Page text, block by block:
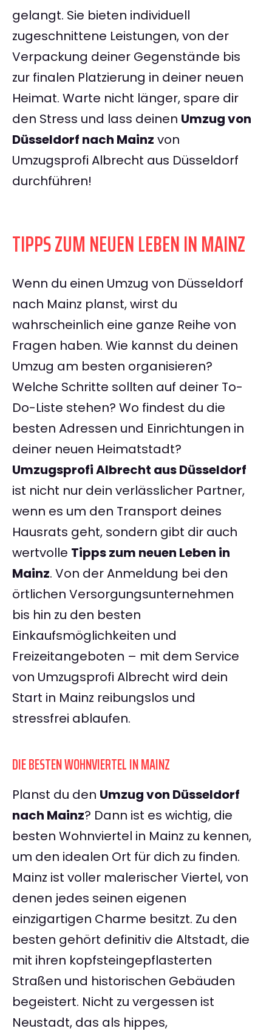
gelangt. Sie bieten individuell
zugeschnittene Leistungen, von der
Verpackung deiner Gegenstände bis
zur finalen Platzierung in deiner neuen
Heimat. Warte nicht länger, spare dir
den Stress und lass deinen Umzug von
Düsseldorf nach Mainz von
Umzugsprofi Albrecht aus Düsseldorf
durchführen!
TIPPS ZUM NEUEN LEBEN IN MAINZ
Wenn du einen Umzug von Düsseldorf
nach Mainz planst, wirst du
wahrscheinlich eine ganze Reihe von
Fragen haben. Wie kannst du deinen
Umzug am besten organisieren?
Welche Schritte sollten auf deiner To-
Do-Liste stehen? Wo findest du die
besten Adressen und Einrichtungen in
deiner neuen Heimatstadt?
Umzugsprofi Albrecht aus Düsseldorf
ist nicht nur dein verlässlicher Partner,
wenn es um den Transport deines
Hausrats geht, sondern gibt dir auch
wertvolle Tipps zum neuen Leben in
Mainz. Von der Anmeldung bei den
örtlichen Versorgungsunternehmen
bis hin zu den besten
Einkaufsmöglichkeiten und
Freizeitangeboten – mit dem Service
von Umzugsprofi Albrecht wird dein
Start in Mainz reibungslos und
stressfrei ablaufen.
DIE BESTEN WOHNVIERTEL IN MAINZ
Planst du den Umzug von Düsseldorf
nach Mainz? Dann ist es wichtig, die
besten Wohnviertel in Mainz zu kennen,
um den idealen Ort für dich zu finden.
Mainz ist voller malerischer Viertel, von
denen jedes seinen eigenen
einzigartigen Charme besitzt. Zu den
besten gehört definitiv die Altstadt, die
mit ihren kopfsteingepflasterten
Straßen und historischen Gebäuden
begeistert. Nicht zu vergessen ist
Neustadt, das als hippes,